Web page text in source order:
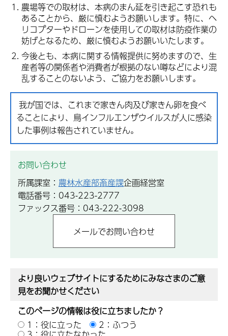
農場等での取材は、本病のまん延を引き起こす恐れも
あることから、厳に慎むようお願いします。特に、ヘ
リコプターやドローンを使用しての取材は防疫作業の
妨げとなるため、厳に慎むようお願いいたします。
今後とも、本病に関する情報提供に努めますので、生
産者等の関係者や消費者が根拠のない噂などにより混
乱することのないよう、ご協力をお願いします。
我が国では、これまで家きん肉及び家きん卵を食べ
ることにより、鳥インフルエンザウイルスが人に感染
した事例は報告されていません。
お問い合わせ
所属課室： 農林水産部畜産課企画経営室
電話番号：043-223-2777
ファックス番号：043-222-3098
より良いウェブサイトにするためにみなさまのご意
見をお聞かせください
このページの情報は役に立ちましたか？
1：役に立った
2：ふつう